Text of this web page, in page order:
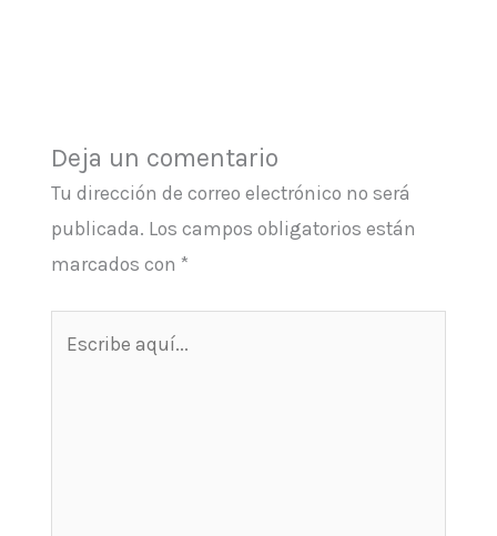
Deja un comentario
Tu dirección de correo electrónico no será
publicada. Los campos obligatorios están
marcados con *